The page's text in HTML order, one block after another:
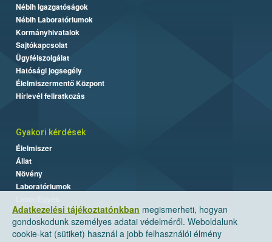
Adatkezelési tájékoztatónkban megismerheti, hogyan
gondoskodunk személyes adatai védelméről. Weboldalunk
cookie-kat (sütiket) használ a jobb felhasználói élmény
Nébih Igazgatóságok
Nébih Laboratóriumok
Kormányhivatalok
Sajtókapcsolat
Ügyfélszolgálat
Hatósági jogsegély
Élelmiszermentő Központ
Hírlevél feliratkozás
Gyakori kérdések
Élelmiszer
Állat
Növény
Laboratóriumok